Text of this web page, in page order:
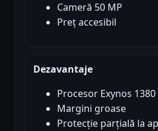
Cameră 50 MP
Preț accesibil
Dezavantaje
Procesor Exynos 1380
Margini groase
Protecție parțială la